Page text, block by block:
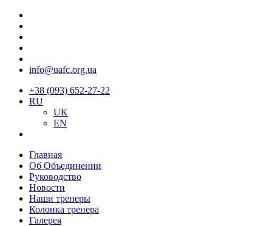
info@uafc.org.ua
+38 (093) 652-27-22
RU
UK
EN
Главная
Об Объединении
Руководство
Новости
Наши тренеры
Колонка тренера
Галерея